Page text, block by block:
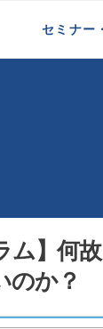
セミナー
ム】何
のか？